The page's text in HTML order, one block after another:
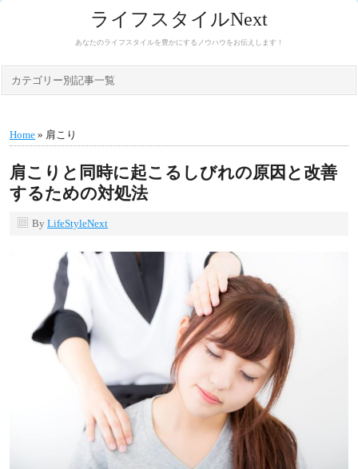
ライフスタイルNext
あなたのライフスタイルを豊かにするノウハウをお伝えします！
カテゴリー別記事一覧
Home » 肩こり
肩こりと同時に起こるしびれの原因と改善
するための対処法
By LifeStyleNext